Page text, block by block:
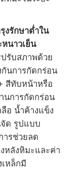
งรักษาต่ำใน
นาวเย็น
รับสภาพด้วย
กันการกัดกร่อน
สีทับหน้าหรือ
นการกัดกร่อน
อ น้ำค้างแข็ง
ด รูปแบบ
ารช่วยลด
หลังหิมะและค่า
หล็กมี